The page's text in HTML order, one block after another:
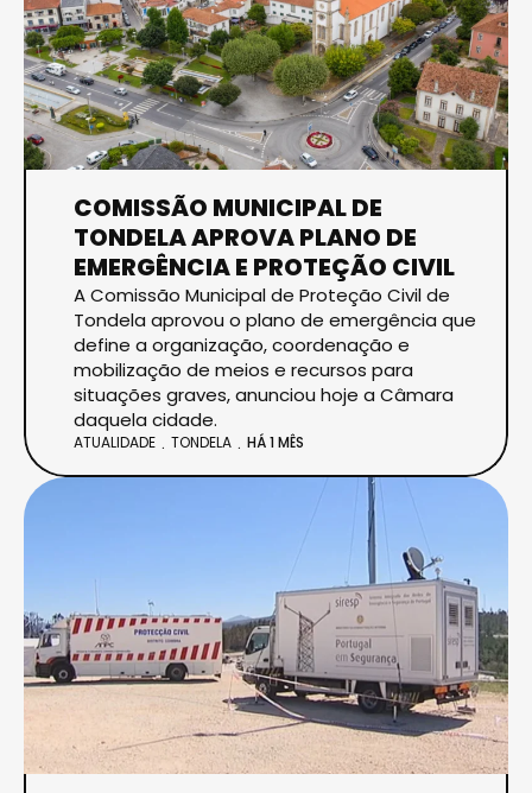
COMISSÃO MUNICIPAL DE
TONDELA APROVA PLANO DE
EMERGÊNCIA E PROTEÇÃO CIVIL
A Comissão Municipal de Proteção Civil de
Tondela aprovou o plano de emergência que
define a organização, coordenação e
mobilização de meios e recursos para
situações graves, anunciou hoje a Câmara
daquela cidade.
ATUALIDADE TONDELA HÁ 1 MÊS